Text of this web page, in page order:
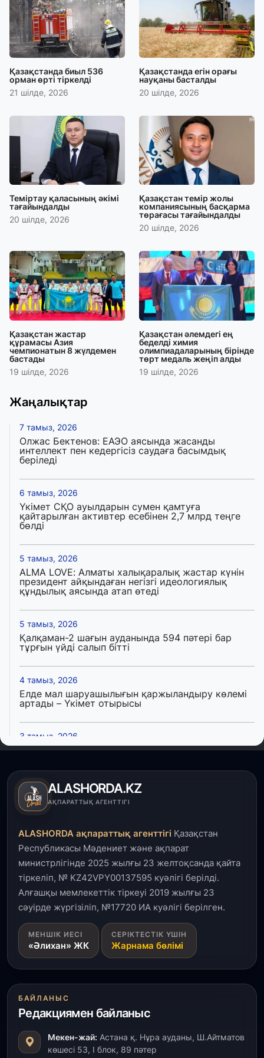
Қазақстанда биыл 536
орман өрті тіркелді
21 шілде, 2026
Қазақстанда егін орағы
науқаны басталды
20 шілде, 2026
Теміртау қаласының әкімі
тағайындалды
20 шілде, 2026
Қазақстан темір жолы
компаниясының басқарма
төрағасы тағайындалды
20 шілде, 2026
Қазақстан жастар
құрамасы Азия
чемпионатын 8 жүлдемен
бастады
19 шілде, 2026
Қазақстан әлемдегі ең
беделді химия
олимпиадаларының бірінде
төрт медаль жеңіп алды
19 шілде, 2026
Жаңалықтар
7 тамыз, 2026
Олжас Бектенов: ЕАЭО аясында жасанды
интеллект пен кедергісіз саудаға басымдық
беріледі
6 тамыз, 2026
Үкімет СҚО ауылдарын сумен қамтуға
қайтарылған активтер есебінен 2,7 млрд теңге
бөлді
5 тамыз, 2026
ALMA LOVE: Алматы халықаралық жастар күнін
президент айқындаған негізгі идеологиялық
құндылық аясында атап өтеді
5 тамыз, 2026
Қалқаман-2 шағын ауданында 594 пәтері бар
тұрғын үйді салып бітті
4 тамыз, 2026
Елде мал шаруашылығын қаржыландыру көлемі
артады – Үкімет отырысы
3 тамыз, 2026
Өңірлерде жаңа вокзалдар, су құбыры,
пайдалануға берілді
3 тамыз, 2026
салынып жатыр
1 тамыз, 2026
Кинопоиск Қазақстан азаматтарының ең
танымал онлайн-кинотеатрына айналды
31 шілде, 2026
Ақмола облысындағы кездесуде кәсіпкерлер мен
ұстаздар «Әділет» партиясына өз ұсыныстарын
айтты
ҚР Президенті Орталық Азия елдеріне
ұзақмерзімді ынтымақтастық жоспарын әзірлеуді
ұсынды
31 шілде, 2026
ALASHORDA.KZ
АҚПАРАТТЫҚ АГЕНТТІГІ
ALASHORDA ақпараттық агенттігі Қазақстан
Республикасы Мәдениет және ақпарат
министрлігінде 2025 жылғы 23 желтоқсанда қайта
тіркеліп, № KZ42VPY00137595 куәлігі берілді.
Алғашқы мемлекеттік тіркеуі 2019 жылғы 23
сәуірде жүргізіліп, №17720 ИА куәлігі берілген.
МЕНШІК ИЕСІ
«Әлихан» ЖК
СЕРІКТЕСТІК ҮШІН
Жарнама бөлімі
БАЙЛАНЫС
Редакциямен байланыс
Мекен-жай: Астана қ. Нұра ауданы, Ш.Айтматов
көшесі 53, І блок, 89 пәтер